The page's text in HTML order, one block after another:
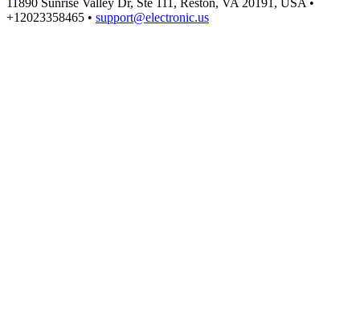
11890 Sunrise Valley Dr, Ste 111, Reston, VA 20191, USA •
+12023358465 • support@electronic.us